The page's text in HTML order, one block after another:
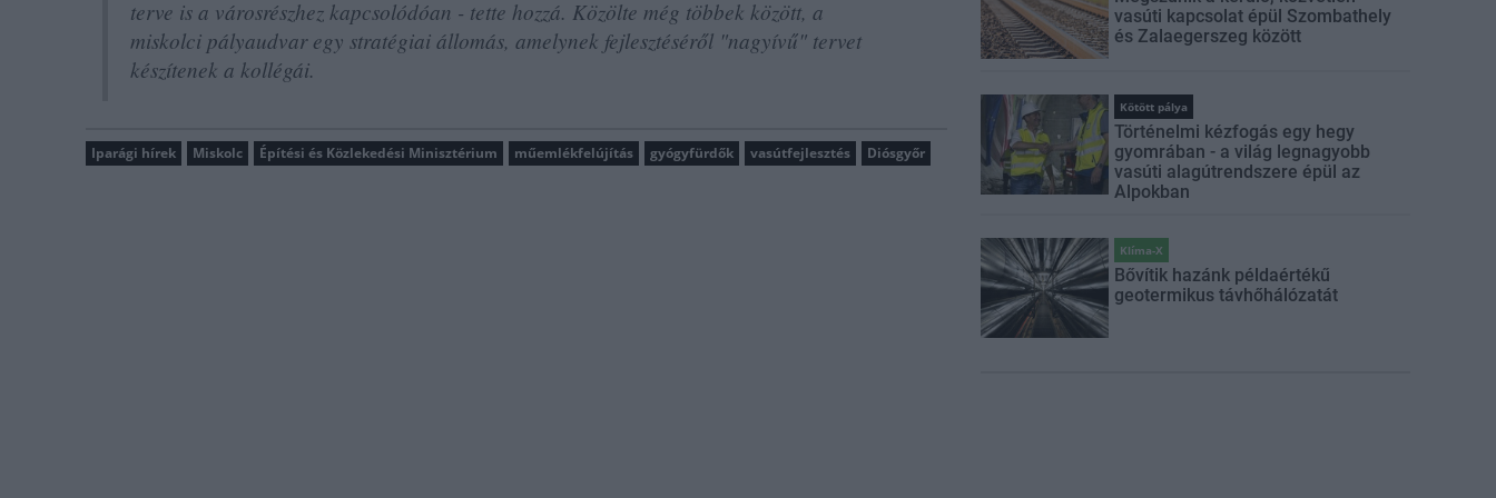
terve is a városrészhez kapcsolódóan - tette hozzá. Közölte még többek között, a
miskolci pályaudvar egy stratégiai állomás, amelynek fejlesztéséről "nagyívű" tervet
készítenek a kollégái.
Iparági hírek Miskolc Építési és Közlekedési Minisztérium műemlékfelújítás gyógyfürdők vasútfejlesztés Diósgyőr
vasúti kapcsolat épül Szombathely
és Zalaegerszeg között
Kötött pálya
Történelmi kézfogás egy hegy
gyomrában - a világ legnagyobb
vasúti alagútrendszere épül az
Alpokban
Klíma-X
Bővítik hazánk példaértékű
geotermikus távhőhálózatát